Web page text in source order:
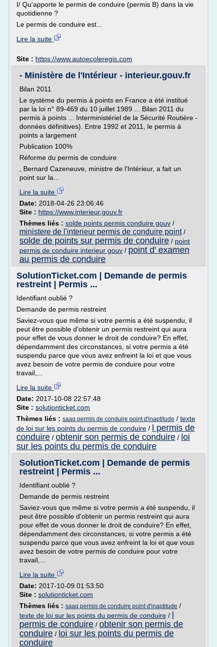
I/ Qu'apporte le permis de conduire (permis B) dans la vie
quotidienne ?
Le permis de conduire est...
Lire la suite
Site : https://www.autoecoleregis.com
- Ministère de l'Intérieur - interieur.gouv.fr
Bilan 2011
Le système du permis à points en France a été institué
par la loi n° 89-469 du 10 juillet 1989 ... Bilan 2011 du
permis à points ... Interministériel de la Sécurité Routière -
données définitives). Entre 1992 et 2011, le permis à
points a largement
Publication 100%
Réforme du permis de conduire
, Bernard Cazeneuve, ministre de l'Intérieur, a fait un
point sur la...
Lire la suite
Date: 2018-04-26 23:06:46
Site : https://www.interieur.gouv.fr
Thèmes liés : solde points permis conduire gouv /
ministere de l'interieur permis de conduire point/
solde de points sur permis de conduire / point
permis de conduire interieur gouv / point d' examen
au permis de conduire
SolutionTicket.com | Demande de permis
restreint | Permis ...
Identifiant oublié ?
Demande de permis restreint
Saviez-vous que même si votre permis a été suspendu, il
peut être possible d'obtenir un permis restreint qui aura
pour effet de vous donner le droit de conduire? En effet,
dépendamment des circonstances, si votre permis a été
suspendu parce que vous avez enfreint la loi et que vous
avez besoin de votre permis de conduire pour votre
travail,...
Lire la suite
Date: 2017-10-08 22:57:48
Site : solutionticket.com
Thèmes liés : saaq permis de conduire point d'inaptitude / texte
de loi sur les points du permis de conduire /
l permis de
conduire / obtenir son permis de conduire / loi
sur les points du permis de conduire
SolutionTicket.com | Demande de permis
restreint | Permis ...
Identifiant oublié ?
Demande de permis restreint
Saviez-vous que même si votre permis a été suspendu, il
peut être possible d'obtenir un permis restreint qui aura
pour effet de vous donner le droit de conduire? En effet,
dépendamment des circonstances, si votre permis a été
suspendu parce que vous avez enfreint la loi et que vous
avez besoin de votre permis de conduire pour votre
travail,...
Lire la suite
Date: 2017-10-09 01:53:50
Site : solutionticket.com
Thèmes liés : saaq permis de conduire point d'inaptitude /
texte de loi sur les points du permis de conduire /
permis de conduire / obtenir son permis de
conduire / loi sur les points du permis de
conduire